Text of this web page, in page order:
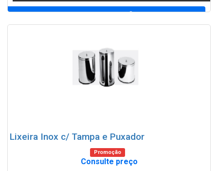
Lixeira Inox c/ Tampa e Puxador
Promoção
Consulte preço